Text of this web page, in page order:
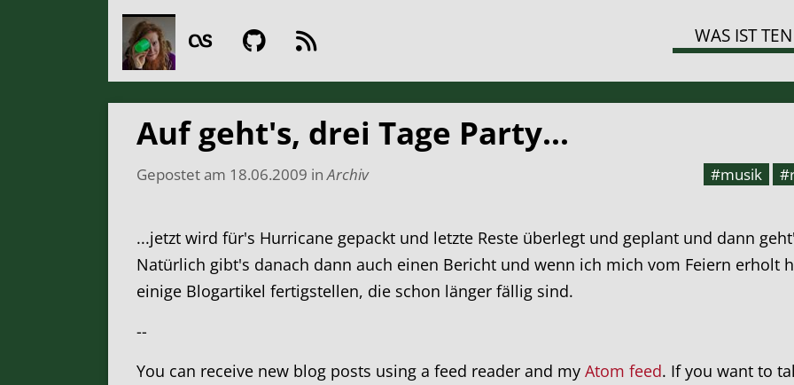
WAS IST
Auf geht's, drei Tage Party...
Gepostet am 18.06.2009 inArchiv #musik
...jetzt wird für's Hurricane gepackt und letzte Reste überlegt und geplant und dann
Natürlich gibt's danach dann auch einen Bericht und wenn ich mich vom Feiern erholt
einige Blogartikel fertigstellen, die schon länger fällig sind.
--
You can receive new blog posts using a feed reader and my Atom feed. If you want to